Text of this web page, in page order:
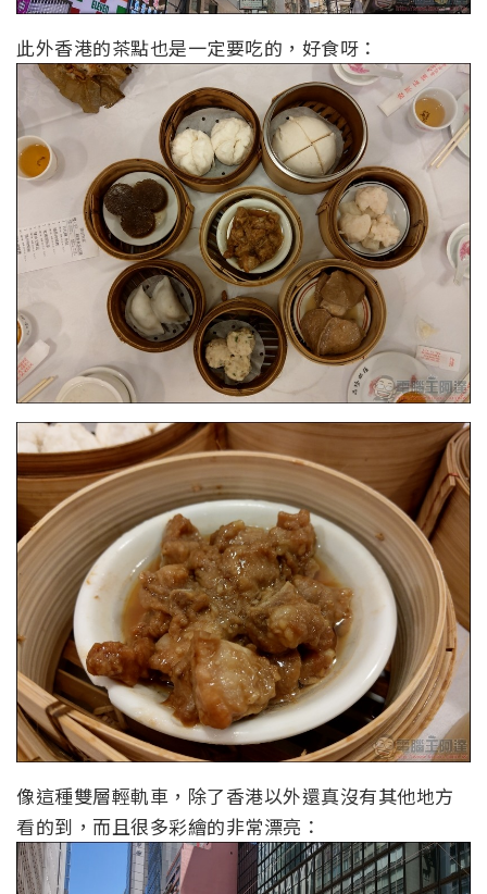
此外香港的茶點也是一定要吃的，好食呀：
像這種雙層輕軌車，除了香港以外還真沒有其他地方
看的到，而且很多彩繪的非常漂亮：